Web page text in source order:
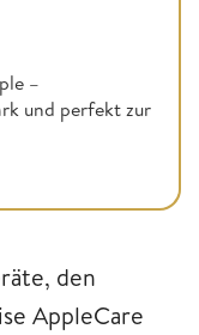
–
und perfekt zur
den
AppleCare